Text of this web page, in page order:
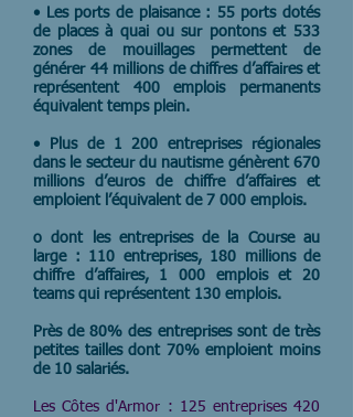
• Les ports de plaisance : 55 ports dotés
de places à quai ou sur pontons et 533
zones de mouillages permettent de
générer 44 millions de chiffres d’affaires et
représentent 400 emplois permanents
équivalent temps plein.
• Plus de 1 200 entreprises régionales
dans le secteur du nautisme génèrent 670
millions d’euros de chiffre d’affaires et
emploient l’équivalent de 7 000 emplois.
o dont les entreprises de la Course au
large : 110 entreprises, 180 millions de
chiffre d’affaires, 1 000 emplois et 20
teams qui représentent 130 emplois.
Près de 80% des entreprises sont de très
petites tailles dont 70% emploient moins
de 10 salariés.
Les Côtes d'Armor : 125 entreprises 420